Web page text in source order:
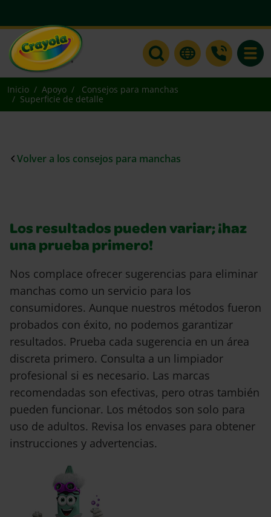
Inicio Apoyo
Consejos para manchas
Superficie de detalle
Volver a los consejos para manchas
Los resultados pueden variar; ¡haz
una prueba primero!
Nos complace ofrecer sugerencias para eliminar
manchas como un servicio para los
consumidores. Aunque nuestros métodos fueron
probados con éxito, no podemos garantizar
resultados. Prueba cada sugerencia en un área
discreta primero. Consulta a un limpiador
profesional si es necesario. Las marcas
recomendadas son efectivas, pero otras también
pueden funcionar. Los métodos son solo para
uso de adultos. Revisa los envases para obtener
instrucciones y advertencias.